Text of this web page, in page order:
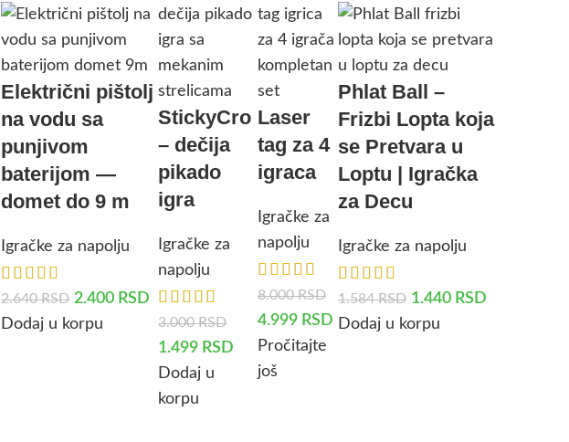
Električni pištolj
na vodu sa
punjivom
baterijom —
domet do 9 m
Igračke za napolju
2.640RSD 2.400 RSD
Dodaj u korpu
StickyCro
– dečija
pikado
igra
Igračke za
napolju
3.000RSD
1.499 RSD
Dodaj u
korpu
Laser
tag za 4
igraca
Igračke za
napolju
8.000RSD
4.999 RSD
Pročitajte
još
Phlat Ball –
Frizbi Lopta koja
se Pretvara u
Loptu | Igračka
za Decu
Igračke za napolju
1.584RSD 1.440 RSD
Dodaj u korpu